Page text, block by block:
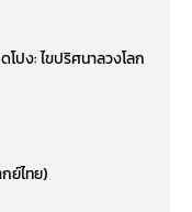
ปง: ไขปริศนาลวงโลก
ย์ไทย)